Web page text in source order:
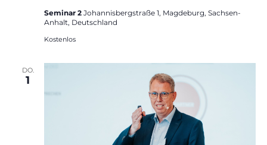
Seminar 2 Johannisbergstraße 1, Magdeburg, Sachsen-
Anhalt, Deutschland
Kostenlos
DO.
1